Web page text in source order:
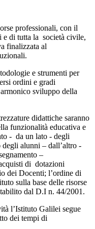
professionali, con il
di tutta la società civile,
finalizzata al
e strumenti per
ordini e gradi
sviluppo della
didattiche saranno
funzionalità educativa e
- da un lato - degli
alunni – dall’altro -
–
di dotazioni
dei Docenti; l’ordine di
sulla base delle risorse
dal D.I n. 44/2001.
l’Istituto Galilei segue
dei tempi di